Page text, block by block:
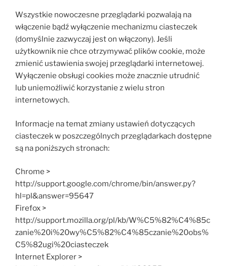
Wszystkie nowoczesne przeglądarki pozwalają na
włączenie bądź wyłączenie mechanizmu ciasteczek
(domyślnie zazwyczaj jest on włączony). Jeśli
użytkownik nie chce otrzymywać plików cookie, może
zmienić ustawienia swojej przeglądarki internetowej.
Wyłączenie obsługi cookies może znacznie utrudnić
lub uniemożliwić korzystanie z wielu stron
internetowych.
Informacje na temat zmiany ustawień dotyczących
ciasteczek w poszczególnych przeglądarkach dostępne
są na poniższych stronach:
Chrome >
http://support.google.com/chrome/bin/answer.py?
hl=pl&answer=95647
Firefox >
http://support.mozilla.org/pl/kb/W%C5%82%C4%85c
zanie%20i%20wy%C5%82%C4%85czanie%20obs%
C5%82ugi%20ciasteczek
Internet Explorer >